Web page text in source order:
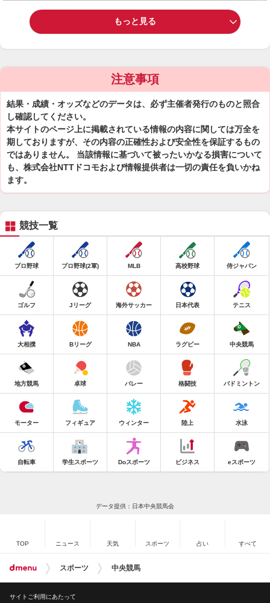
もっと見る
注意事項
結果・成績・オッズなどのデータは、必ず主催者発行のものと照合
し確認してください。
本サイトのページ上に掲載されている情報の内容に関しては万全を
期しておりますが、その内容の正確性および安全性を保証するもの
ではありません。 当該情報に基づいて被ったいかなる損害について
も、株式会社NTTドコモおよび情報提供者は一切の責任を負いかね
ます。
競技一覧
プロ野球 プロ野球(2軍) MLB 高校野球 侍ジャパン
ゴルフ Jリーグ 海外サッカー 日本代表 テニス
大相撲 Bリーグ NBA ラグビー 中央競馬
地方競馬 卓球 バレー 格闘技 バドミントン
モーター フィギュア ウィンター 陸上 水泳
自転車 学生スポーツ Doスポーツ ビジネス eスポーツ
データ提供：日本中央競馬会
TOP ニュース 天気 スポーツ 占い すべて
スポーツ 中央競馬
サイトご利用にあたって